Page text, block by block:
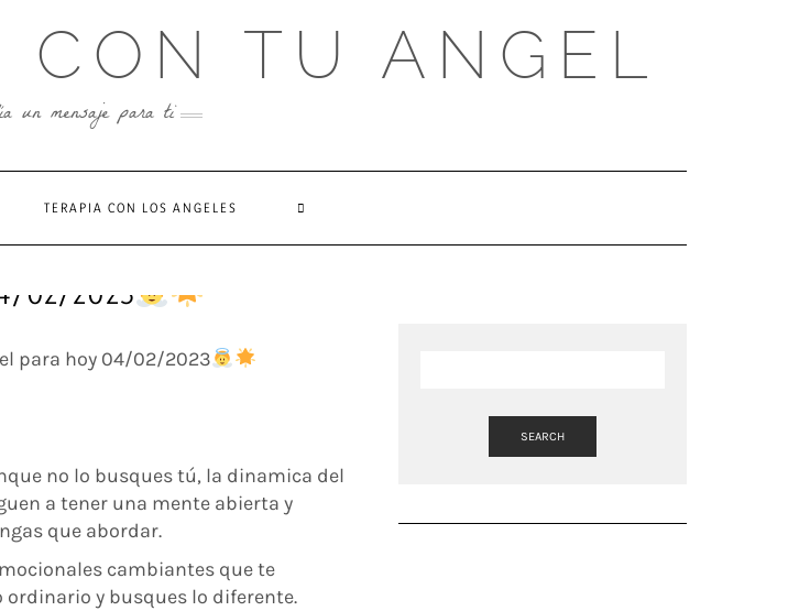
CON TU ANGEL
un mensaje para ti
TERAPIA CON LOS ANGELES
02/2023
para hoy 04/02/2023
no lo busques tú, la dinamica del
a tener una mente abierta y
que abordar.
cambiantes que te
y busques lo diferente.
SEARCH